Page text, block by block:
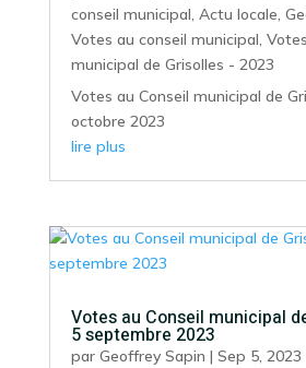
conseil municipal, Actu locale,
Votes au conseil municipal,
municipal de Grisolles - 2023
Votes au Conseil municipal de
octobre 2023
lire plus
Votes au Conseil municipal
5 septembre 2023
par Geoffrey Sapin | Sep 5, 2023